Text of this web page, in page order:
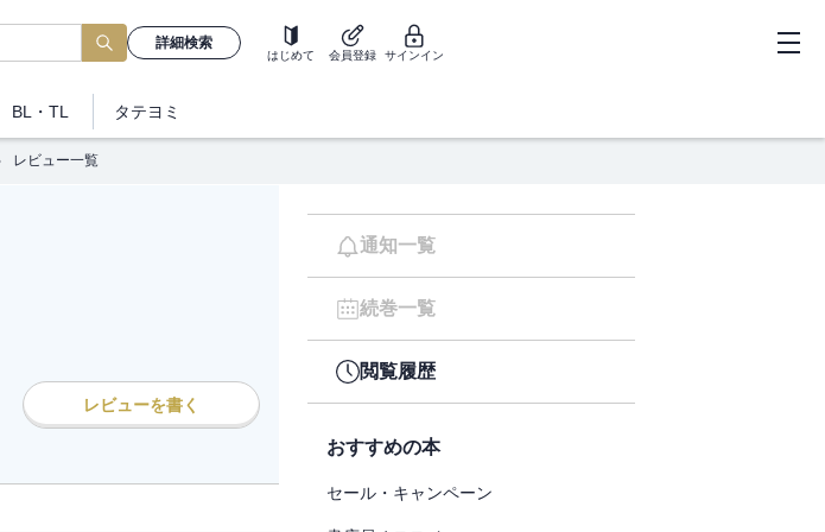
詳細検索
はじめて 会員登録 サインイン
BL・TL タテヨミ
レビュー一覧
レビューを書く
通知一覧
続巻一覧
閲覧履歴
おすすめの本
セール・キャンペーン